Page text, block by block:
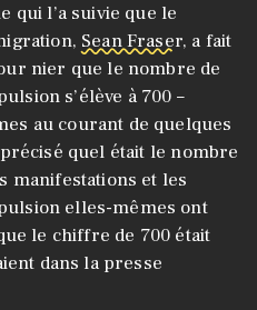
qui l’a suivie que le
Sean Fraser, a fait
nier que le nombre de
s’élève à 700 –
au courant de quelques
précisé quel était le nombre
manifestations et les
elles-mêmes ont
le chiffre de 700 était
dans la presse